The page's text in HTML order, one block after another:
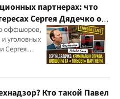
партнерах: что
Сергея Дядечко от
оффшоров,
уголовных
Сергея
через
Кто такой Павел